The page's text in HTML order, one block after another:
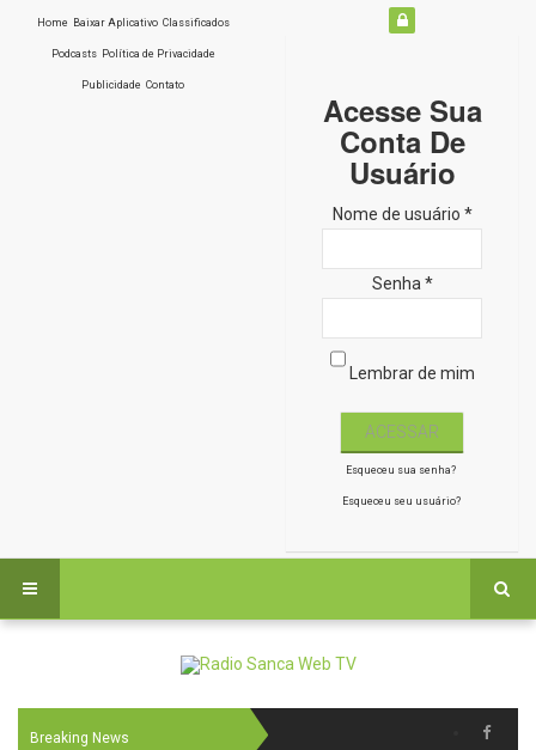
Home Baixar Aplicativo Classificados
Podcasts Política de Privacidade
Publicidade Contato
Acesse Sua
Conta De
Usuário
Nome de usuário *
Senha *
Lembrar de mim
Esqueceu sua senha?
Esqueceu seu usuário?
Breaking News